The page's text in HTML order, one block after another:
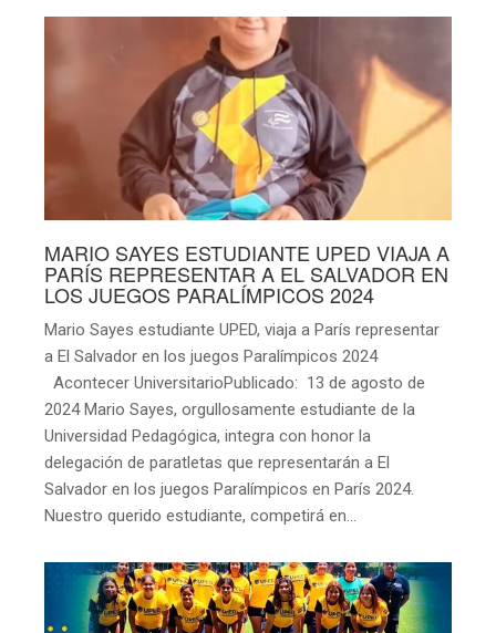
MARIO SAYES ESTUDIANTE UPED VIAJA A
PARÍS REPRESENTAR A EL SALVADOR EN
LOS JUEGOS PARALÍMPICOS 2024
Mario Sayes estudiante UPED, viaja a París representar
a El Salvador en los juegos Paralímpicos 2024
Acontecer UniversitarioPublicado: 13 de agosto de
2024 Mario Sayes, orgullosamente estudiante de la
Universidad Pedagógica, integra con honor la
delegación de paratletas que representarán a El
Salvador en los juegos Paralímpicos en París 2024.
Nuestro querido estudiante, competirá en…